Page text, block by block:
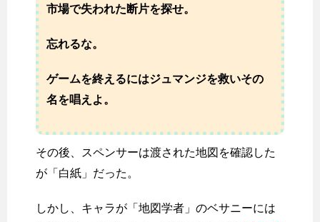
市場で失われた断片を探せ。
忘れるな。
ゲームを終えるにはジュマンジを救いその
名を唱えよ。
その後、スペンサーは渡された地図を確認した
が「白紙」だった。
しかし、キャラが「地図学者」のベサニーには